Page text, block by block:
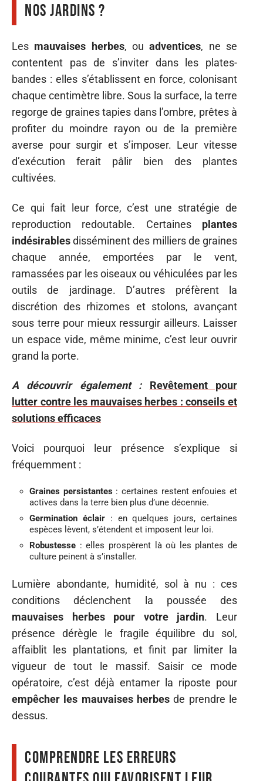
nos jardins ?
Les mauvaises herbes, ouadventices, ne se
contentent pas de s’inviter dans les plates-
bandes : elles s’établissent en force, colonisant
chaque centimètre libre. Sous la surface, la terre
regorge de graines tapies dans l’ombre, prêtes à
profiter du moindre rayon ou de la première
averse pour surgir et s’imposer. Leur vitesse
d’exécution ferait pâlir bien des plantes
cultivées.
Ce qui fait leur force, c’est une stratégie de
reproduction redoutable. Certaines plantes
indésirablesdisséminent des milliers de graines
chaque année, emportées par le vent,
ramassées par les oiseaux ou véhiculées par les
outils de jardinage. D’autres préfèrent la
discrétion des rhizomes et stolons, avançant
sous terre pour mieux ressurgir ailleurs. Laisser
un espace vide, même minime, c’est leur ouvrir
grand la porte.
A découvrir également :
Revêtement pour
lutter contre les mauvaises herbes : conseils et
solutions efficaces
Voici pourquoi leur présence s’explique si
fréquemment :
Graines persistantes : certaines restent enfouies et
actives dans la terre bien plus d’une décennie.
Germination éclair: en quelques jours, certaines
espèces lèvent, s’étendent et imposent leur loi.
Robustesse : elles prospèrent là où les plantes de
culture peinent à s’installer.
Lumière abondante, humidité, sol à nu : ces
conditions déclenchent la poussée des
mauvaises herbes pour votre jardin. Leur
présence dérègle le fragile équilibre du sol,
affaiblit les plantations, et finit par limiter la
vigueur de tout le massif. Saisir ce mode
opératoire, c’est déjà entamer la riposte pour
empêcher les mauvaises herbes de prendre le
dessus.
Comprendre les erreurs